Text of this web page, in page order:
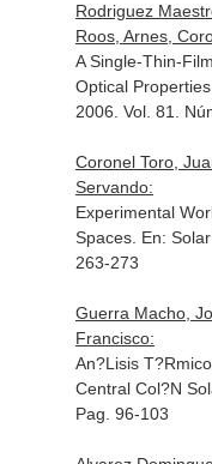
Rodriguez
Roos, Arnes,
A Single-Thin-
Optical
2006. Vol. 81.
Coronel Toro,
Servando:
Experimental
Spaces. En:
263-273
Guerra Macho,
Francisco:
An?Lisis
Central Col?N
Pag. 96-103